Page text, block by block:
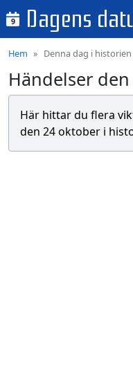
9 Dagens
Hem Denna dag i historien
Händelser
Här hittar du flera
den 24 oktober i